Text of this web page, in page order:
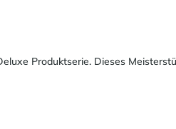
Produktserie. Dieses